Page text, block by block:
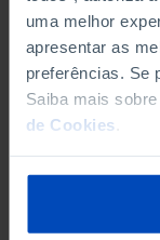
uma melhor
apresentar as
preferências. Se
Saiba mais
de Cookies
VER MAIS